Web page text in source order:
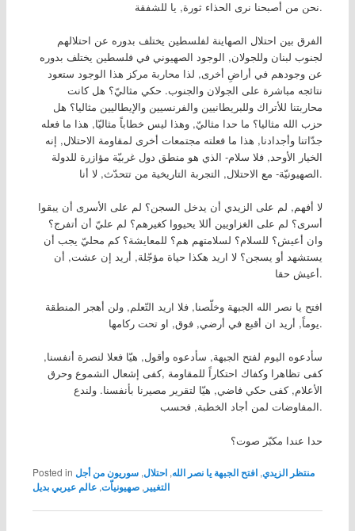
نحن من أصبحنا نرى الحذاء ثورة, يا للشفقة.
الفرق بين احتلال الصهاينة لفلسطين يختلف بدوره عن احتلالهم
لجنوب لبنان وللجولان, الوجود الصهيوني في فلسطين يختلف بدوره
عن وجودهم في أراضِ أخرى, لذا محاربة مركز هذا الوجود ستعود
نتائجه مباشرة على الجولان والجنوب. حكي مثاليّ؟ هل كانت
محاربتنا للأتراك وللبريطانيين والفرنسيين والإيطاليين مثاليا؟ هل
حزب الله مثاليا؟ ما حدا مثاليّ, وهذا ليس خطاباً مثاليّا, هذا ما فعله
جدّاتنا وأجدادنا, هذا ما فعلته مجتمعات أخرى لمقاومة الاحتلال, إنه
الخيار الأوحد, فلا سلام- الذي هو منطق دول غربيّة مؤازرة للدولة
الصهيونيّة- مع الاحتلال, التجربة التاريخية من تتحدّث, لا أنا.
لا أفهم, لم على الزيدي أن يدخل السجن؟ لم على الأسرى أن يبقوا
أسرى؟ لم على الغزاويين أللا يحيووا كغيرهم؟ لم عليّ أن أتفرج؟
وان أعيش؟ للسلام؟ لسلامتهم هم؟ للمعايشة؟ كم محليّ يجب أن
يستشهد أو يسجن؟ لا اريد هكذا حياة مؤجّلة, أريد إن عشت, أن
أعيش حقا.
افتح يا نصر الله الجبهة وخلّصنا, فلا اريد التّعلم, ولن أهجر المنطقة
يوماً, أريد ان أقبع في أرضي, فوق, او تحت ركامها.
سأدعوه اليوم لفتح الجبهة, سأدعوه وأقول, هيّا فعلا لنصرة أنفسنا,
كفى تظاهرا وكفاك احتكاراً للمقاومة ,كفى إشعال الشموع وحرق
الأعلام, كفى حكي فاضي, هيّا لتقرير مصيرنا بأنفسنا. ولندع
المفاوضات لمن أجاد الخطبة, فحسب.
حدا عندا مكبّر صوت؟
Posted in منتظر الزيدي,افتح الجبهة يا نصر الله,احتلال,سوريون من أجل
التغيير,صهيونياّت,عالم عيربي بديل